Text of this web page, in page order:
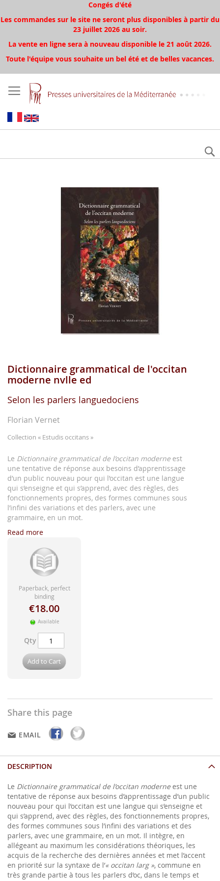
Congés d'été
Les commandes sur le site ne seront plus disponibles à partir du
23 juillet 2026 au soir.
La vente en ligne sera à nouveau disponible le 21 août 2026.
Toute l'équipe vous souhaite un bel été et de belles vacances.
Skip
to
beginning
the
gallery
Dictionnaire grammatical de l'occitan
moderne nvlle ed
Selon les parlers languedociens
Florian Vernet
Collection « Estudis occitans »
Le Dictionnaire grammatical de l’occitan moderneest
une tentative de réponse aux besoins d’apprentissage
d’un public nouveau pour qui l’occitan est une langue
qui s’enseigne et qui s’apprend, avec des règles, des
fonctionnements propres, des formes communes sous
l’infini des variations et des parlers, avec une
grammaire, en un mot.
Read more
Paperback, perfect
binding
€18.00
Available
Qty
Add to Cart
Share this page
EMAIL
DESCRIPTION
Le Dictionnaire grammatical de l’occitan moderneest une
tentative de réponse aux besoins d’apprentissage d’un public
nouveau pour qui l’occitan est une langue qui s’enseigne et
qui s’apprend, avec des règles, des fonctionnements propres,
des formes communes sous l’infini des variations et des
parlers, avec une grammaire, en un mot. Il intègre, en
allégeant au maximum les considérations théoriques, les
acquis de la recherche des dernières années et met l’accent
en priorité sur la syntaxe de l’« occitan larg », commune en
très grande partie à tous les parlers d’oc, dans le temps et